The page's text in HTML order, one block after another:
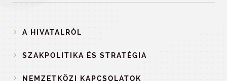
A HIVATALRÓL
SZAKPOLITIKA ÉS STRATÉGIA
NEMZETKÖZI KAPCSOLATOK